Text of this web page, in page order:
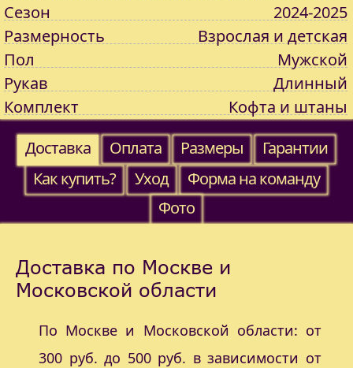
Сезон
2024-2025
Размерность
Взрослая и детская
Пол
Мужской
Рукав
Длинный
Комплект
Кофта и штаны
Доставка
Оплата Размеры
Гарантии
Как купить?
Уход
Форма на команду
Фото
Доставка по Москве и
Московской области
По Москве и Московской области: от
300 руб. до 500 руб. в зависимости от